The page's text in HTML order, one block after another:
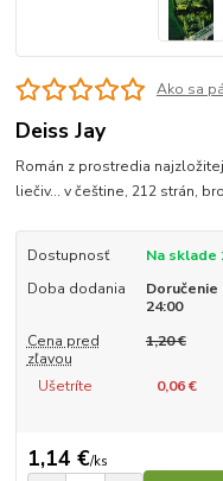
Ako sa
Deiss Jay
Román z prostredia
liečiv... v češtine, 212 strán,
Dostupnosť
Na sklade
Doba dodania
Doručenie
24:00
Cena pred
zľavou
1,20 €
Ušetríte 0,06 €
1,14 €/ks